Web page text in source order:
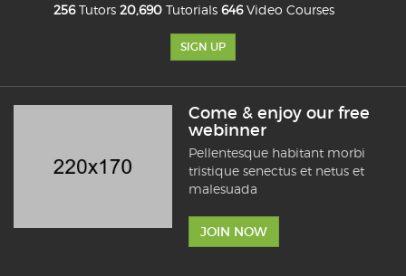
256Tutors 20,690 Tutorials 646Video Courses
SIGN UP
Come & enjoy our free
webinner
Pellentesque habitant morbi
tristique senectus et netus et
malesuada
JOIN NOW